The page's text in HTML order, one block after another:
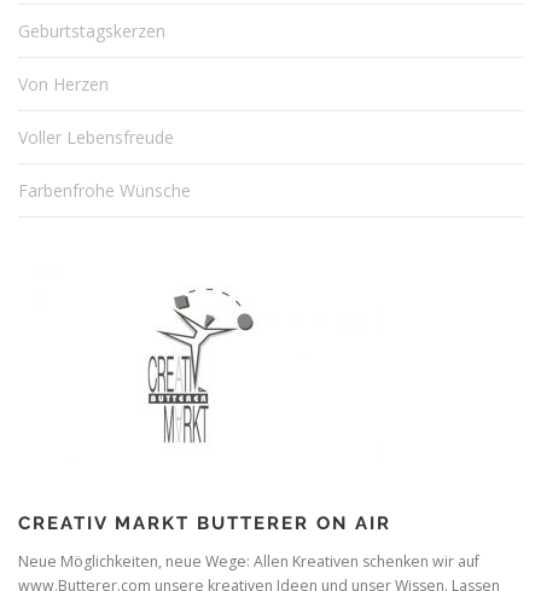
Geburtstagskerzen
Von Herzen
Voller Lebensfreude
Farbenfrohe Wünsche
CREATIV MARKT BUTTERER ON AIR
Neue Möglichkeiten, neue Wege: Allen Kreativen schenken wir auf
www.Butterer.com unsere kreativen Ideen und unser Wissen. Lassen